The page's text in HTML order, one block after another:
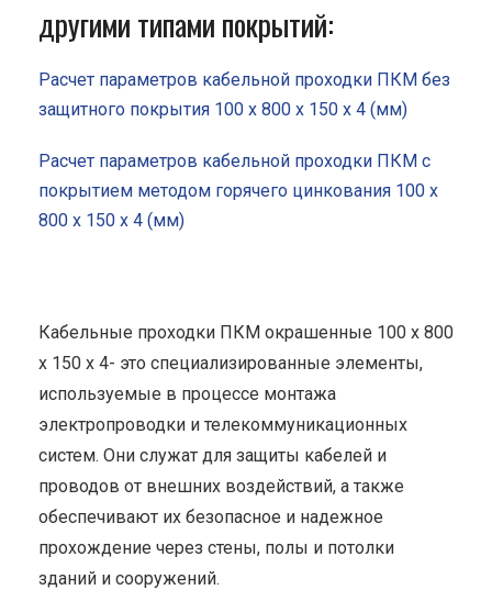
другими типами покрытий:
Расчет параметров кабельной проходки ПКМ без
защитного покрытия 100 x 800 x 150 x 4 (мм)
Расчет параметров кабельной проходки ПКМ с
покрытием методом горячего цинкования 100 x
800 x 150 x 4 (мм)
Кабельные проходки ПКМ окрашенные 100 x 800
x 150 x 4- это специализированные элементы,
используемые в процессе монтажа
электропроводки и телекоммуникационных
систем. Они служат для защиты кабелей и
проводов от внешних воздействий, а также
обеспечивают их безопасное и надежное
прохождение через стены, полы и потолки
зданий и сооружений.